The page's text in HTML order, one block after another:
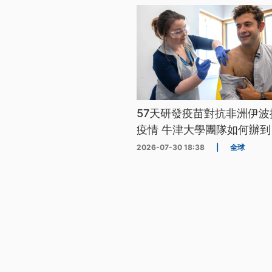
57天研發疫苗對抗非洲伊
疫情 牛津大學團隊如何辦
2026-07-30 18:38 全球